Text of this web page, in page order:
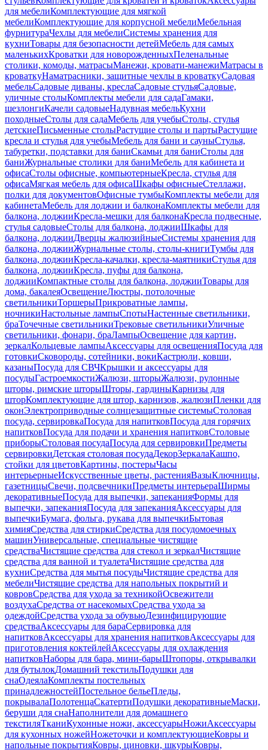
для мебелиКомплектующие для мягкой
мебелиКомплектующие для корпусной мебелиМебельная
фурнитураЧехлы для мебелиСистемы хранения для
кухниТовары для безопасности детейМебель для самых
маленькихКроватки для новорожденныхПеленальные
столики, комоды, матрасыМанежи, кровати-манежиМатрасы в
кроваткуНаматрасники, защитные чехлы в кроваткуСадовая
мебельСадовые диваны, креслаСадовые стульяСадовые,
уличные столыКомплекты мебели для садаГамаки,
шезлонгиКачели садовыеНадувная мебельКухни
походныеСтолы для садаМебель для учебыСтолы, стулья
детскиеПисьменные столыРастущие столы и партыРастущие
кресла и стулья для учебыМебель для бани и сауныСтулья,
табуретки, подставки для баниСкамьи для баниСтолы для
баниЖурнальные столики для баниМебель для кабинета и
офисаСтолы офисные, компьютерныеКресла, стулья для
офисаМягкая мебель для офисаШкафы офисныеСтеллажи,
полки для документовОфисные тумбыКомплекты мебели для
кабинетаМебель для лоджии и балконаКомплекты мебели для
балкона, лоджииКресла-мешки для балконаКресла подвесные,
стулья садовыеСтолы для балкона, лоджииШкафы для
балкона, лоджииДверцы жалюзийныеСистемы хранения для
балкона, лоджииЖурнальные столы, столы-книгиТумбы для
балкона, лоджииКресла-качалки, кресла-маятникиСтулья для
балкона, лоджииКресла, пуфы для балкона,
лоджииКомпактные столы для балкона, лоджииТовары для
дома, бакалеяОсвещениеЛюстры, потолочные
светильникиТоршерыПрикроватные лампы,
ночникиНастольные лампыСпотыНастенные светильники,
браТочечные светильникиТрековые светильникиУличные
светильники, фонари, браЛампыОсвещение для картин,
зеркалКольцевые лампыАксессуары для освещенияПосуда для
готовкиСковороды, сотейники, вокиКастрюли, ковши,
казаныПосуда для СВЧКрышки и аксессуары для
посудыГастроемкостиЖалюзи, шторыЖалюзи, рулонные
шторы, римские шторыШторы, гардиныКарнизы для
шторКомплектующие для штор, карнизов, жалюзиПленки для
оконЭлектроприводные солнцезащитные системыСтоловая
посуда, сервировкаПосуда для напитковПосуда для горячих
напитковПосуда для подачи и хранения напитковСтоловые
приборыСтоловая посудаПосуда для сервировкиПредметы
сервировкиДетская столовая посудаДекорЗеркалаКашпо,
стойки для цветовКартины, постерыЧасы
интерьерныеИскусственные цветы, растенияВазыКлючницы,
газетницыСвечи, подсвечникиПредметы интерьераШирмы
декоративныеПосуда для выпечки, запеканияФормы для
выпечки, запеканияПосуда для запеканияАксессуары для
выпечкиБумага, фольга, рукава для выпечкиБытовая
химияСредства для стиркиСредства для посудомоечных
машинУниверсальные, специальные чистящие
средстваЧистящие средства для стекол и зеркалЧистящие
средства для ванной и туалетаЧистящие средства для
кухниСредства для мытья посудыЧистящие средства для
мебелиЧистящие средства для напольных покрытий и
ковровСредства для ухода за техникойОсвежители
воздухаСредства от насекомыхСредства ухода за
одеждойСредства ухода за обувьюДезинфицирующие
средстваАксессуары для бараСервировка для
напитковАксессуары для хранения напитковАксессуары для
приготовления коктейлейАксессуары для охлаждения
напитковНаборы для бара, мини-барыШтопоры, открывалки
для бутылокДомашний текстильПодушки для
снаОдеялаКомплекты постельных
принадлежностейПостельное бельеПледы,
покрывалаПолотенцаСкатертиПодушки декоративныеМаски,
беруши для снаНаполнители для домашнего
текстиляТканиКухонные ножи, аксессуарыНожиАксессуары
для кухонных ножейНожеточки и комплектующиеКовры и
напольные покрытияКовры, циновки, шкурыКовры,